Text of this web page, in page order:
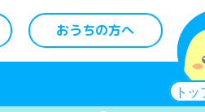
おうちの方へ